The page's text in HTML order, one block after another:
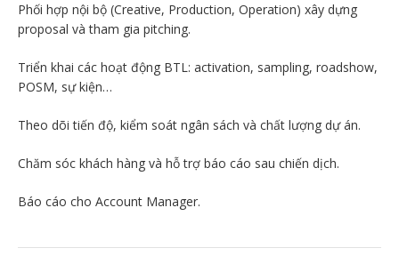
Phối hợp nội bộ (Creative, Production, Operation) xây dựng
proposal và tham gia pitching.
Triển khai các hoạt động BTL: activation, sampling, roadshow,
POSM, sự kiện…
Theo dõi tiến độ, kiểm soát ngân sách và chất lượng dự án.
Chăm sóc khách hàng và hỗ trợ báo cáo sau chiến dịch.
Báo cáo cho Account Manager.